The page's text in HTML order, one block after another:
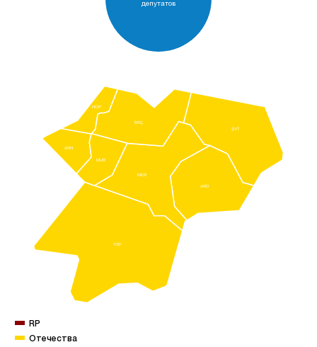
депутатов
ARD
ARH
MER
BRÇ
HOP
ŞVT
YSF
MUR
RP
Отечества